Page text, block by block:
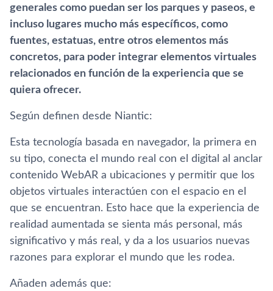
generales como puedan ser los parques y paseos, e
incluso lugares mucho más específicos, como
fuentes, estatuas, entre otros elementos más
concretos, para poder integrar elementos virtuales
relacionados en función de la experiencia que se
quiera ofrecer.
Según definen desde Niantic:
Esta tecnología basada en navegador, la primera en
su tipo, conecta el mundo real con el digital al anclar
contenido WebAR a ubicaciones y permitir que los
objetos virtuales interactúen con el espacio en el
que se encuentran. Esto hace que la experiencia de
realidad aumentada se sienta más personal, más
significativo y más real, y da a los usuarios nuevas
razones para explorar el mundo que les rodea.
Añaden además que: